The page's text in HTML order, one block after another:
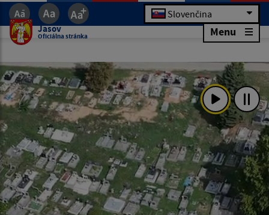
Slovenčina
Jasov
Oficiálna stránka Menu